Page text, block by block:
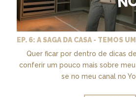
Quer ficar por dentro de dicas
conferir um pouco mais sobre
se no meu canal no